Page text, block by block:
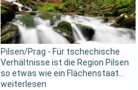
Pilsen/Prag - Für tschechische
Verhältnisse ist die Region Pilsen
so etwas wie ein Flächenstaat...
weiterlesen